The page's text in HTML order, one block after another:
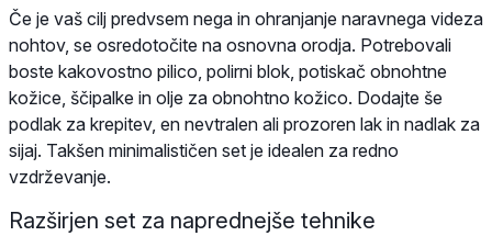
Če je vaš cilj predvsem nega in ohranjanje naravnega videza
nohtov, se osredotočite na osnovna orodja. Potrebovali
boste kakovostno pilico, polirni blok, potiskač obnohtne
kožice, ščipalke in olje za obnohtno kožico. Dodajte še
podlak za krepitev, en nevtralen ali prozoren lak in nadlak za
sijaj. Takšen minimalističen set je idealen za redno
vzdrževanje.
Razširjen set za naprednejše tehnike